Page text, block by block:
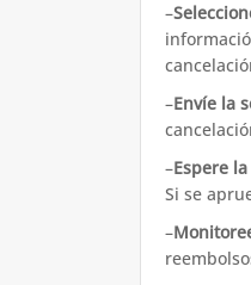
–
–Envíe la
–Espere
Si se
–